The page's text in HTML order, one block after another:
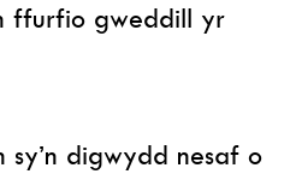
ffurfio gweddill yr
digwydd nesaf o